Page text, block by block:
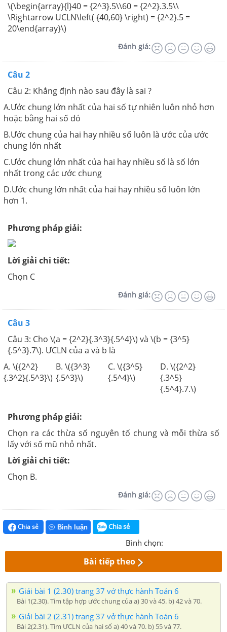
\(\begin{array}{l}40 = {2^3}.5\\60 = {2^2}.3.5\\
\Rightarrow UCLN\left( {40,60} \right) = {2^2}.5 =
20\end{array}\)
Đánh giá:
Câu 2
Câu 2: Khẳng định nào sau đây là sai ?
A.Ước chung lớn nhất của hai số tự nhiên luôn nhỏ hơn
hoặc bằng hai số đó
B.Ước chung của hai hay nhiều số luôn là ước của ước
chung lớn nhất
C.Ước chung lớn nhất của hai hay nhiều số là số lớn
nhất trong các ước chung
D.Ước chung lớn nhất của hai hay nhiều số luôn lớn
hơn 1.
Phương pháp giải:
Lời giải chi tiết:
Chọn C
Đánh giá:
Câu 3
Câu 3: Cho \(a = {2^2}{.3^3}{.5^4}\) và \(b = {3^5}
{.5^3}.7\). ƯCLN của a và b là
A. \({2^2}
{.3^2}{.5^3}\)
B. \({3^3}
{.5^3}\)
C. \({3^5}
{.5^4}\)
D. \({2^2}
{.3^5}
{.5^4}.7.\)
Phương pháp giải:
Chọn ra các thừa số nguyên tố chung và mỗi thừa số
lấy với số mũ nhỏ nhất.
Lời giải chi tiết:
Chọn B.
Đánh giá:
Chia sẻ Bình luận Chia sẻ
Bình chọn:
Bài tiếp theo
Giải bài 1 (2.30) trang 37 vở thực hành Toán 6
Bài 1(2.30). Tìm tập hợp ước chung của a) 30 và 45. b) 42 và 70.
Giải bài 2 (2.31) trang 37 vở thực hành Toán 6
Bài 2(2.31). Tìm ƯCLN của hai số a) 40 và 70. b) 55 và 77.